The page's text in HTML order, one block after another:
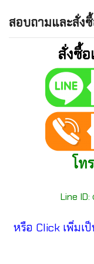
สอบถามและสั่
สั่งซื้อ
โท
Line ID:
หรือ Click เพิ่มเ